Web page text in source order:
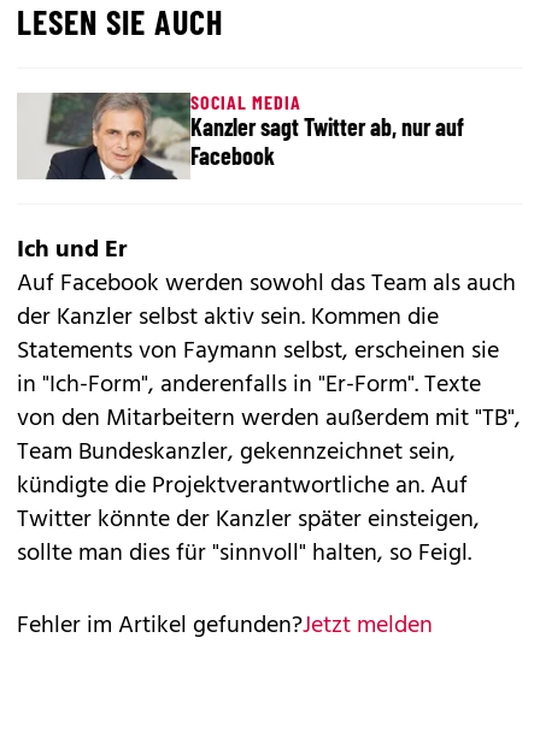
LESEN SIE AUCH
SOCIAL MEDIA
Kanzler sagt Twitter ab, nur auf
Facebook
Ich und Er
Auf Facebook werden sowohl das Team als auch
der Kanzler selbst aktiv sein. Kommen die
Statements von Faymann selbst, erscheinen sie
in "Ich-Form", anderenfalls in "Er-Form". Texte
von den Mitarbeitern werden außerdem mit "TB",
Team Bundeskanzler, gekennzeichnet sein,
kündigte die Projektverantwortliche an. Auf
Twitter könnte der Kanzler später einsteigen,
sollte man dies für "sinnvoll" halten, so Feigl.
Fehler im Artikel gefunden?Jetzt melden